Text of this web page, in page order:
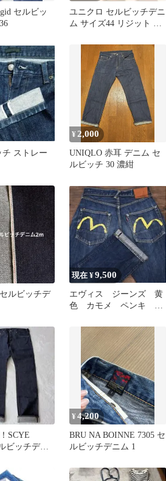
セルビッ
ユニクロ セルビッチデニ
ム サイズ44 リジット 赤
チ ストレー
¥ 2,000
UNIQLO 赤耳 デニム セ
ルビッチ 30 濃紺
ルビッチデ
現在 ¥9,500
エヴィス ジーンズ 黄
色 カモメ ペンキ セ
SCYE
ビッチデニ
¥4,200
BRU NA BOINNE 7305 セ
ルビッチデニム 1